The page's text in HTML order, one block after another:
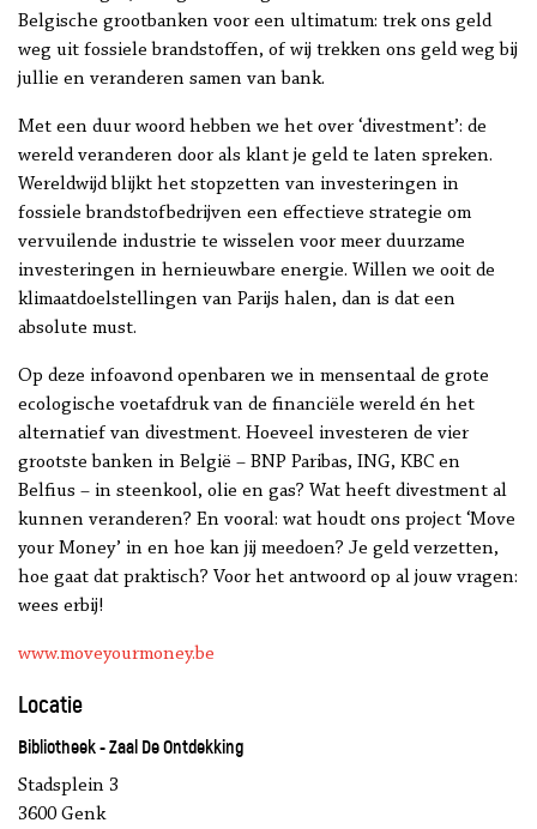
Belgische grootbanken voor een ultimatum: trek ons geld
weg uit fossiele brandstoffen, of wij trekken ons geld weg bij
jullie en veranderen samen van bank.
Met een duur woord hebben we het over ‘divestment’: de
wereld veranderen door als klant je geld te laten spreken.
Wereldwijd blijkt het stopzetten van investeringen in
fossiele brandstofbedrijven een effectieve strategie om
vervuilende industrie te wisselen voor meer duurzame
investeringen in hernieuwbare energie. Willen we ooit de
klimaatdoelstellingen van Parijs halen, dan is dat een
absolute must.
Op deze infoavond openbaren we in mensentaal de grote
ecologische voetafdruk van de financiële wereld én het
alternatief van divestment. Hoeveel investeren de vier
grootste banken in België – BNP Paribas, ING, KBC en
Belfius – in steenkool, olie en gas? Wat heeft divestment al
kunnen veranderen? En vooral: wat houdt ons project ‘Move
your Money’ in en hoe kan jij meedoen? Je geld verzetten,
hoe gaat dat praktisch? Voor het antwoord op al jouw vragen:
wees erbij!
www.moveyourmoney.be
Locatie
Bibliotheek - Zaal De Ontdekking
Stadsplein 3
3600 Genk